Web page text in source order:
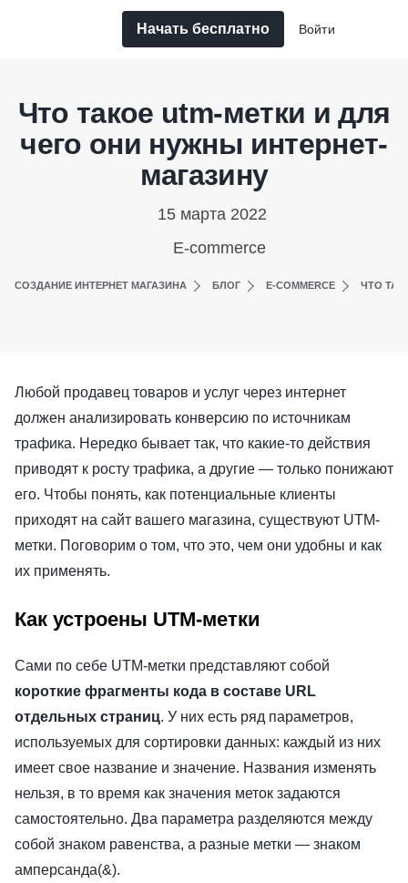
Начать бесплатно Войти
Что такое utm-метки и для
чего они нужны интернет-
магазину
15 марта 2022
E-commerce
СОЗДАНИЕ ИНТЕРНЕТ МАГАЗИНА БЛОГ E-COMMERCE ЧТО
Любой продавец товаров и услуг через интернет
должен анализировать конверсию по источникам
трафика. Нередко бывает так, что какие-то действия
приводят к росту трафика, а другие — только понижают
его. Чтобы понять, как потенциальные клиенты
приходят на сайт вашего магазина, существуют UTM-
метки. Поговорим о том, что это, чем они удобны и как
их применять.
Как устроены UTM-метки
Сами по себе UTM-метки представляют собой
короткие фрагменты кода в составе URL
отдельных страниц. У них есть ряд параметров,
используемых для сортировки данных: каждый из них
имеет свое название и значение. Названия изменять
нельзя, в то время как значения меток задаются
самостоятельно. Два параметра разделяются между
собой знаком равенства, а разные метки — знаком
амперсанда(&).